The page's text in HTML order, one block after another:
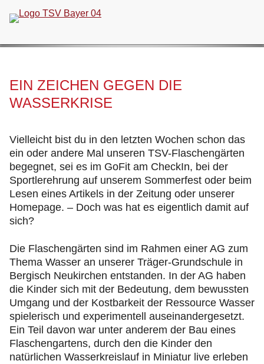
überspringen
EIN ZEICHEN GEGEN DIE
WASSERKRISE
Vielleicht bist du in den letzten Wochen schon das
ein oder andere Mal unseren TSV-Flaschengärten
begegnet, sei es im GoFit am CheckIn, bei der
Sportlerehrung auf unserem Sommerfest oder beim
Lesen eines Artikels in der Zeitung oder unserer
Homepage. – Doch was hat es eigentlich damit auf
sich?
Die Flaschengärten sind im Rahmen einer AG zum
Thema Wasser an unserer Träger-Grundschule in
Bergisch Neukirchen entstanden. In der AG haben
die Kinder sich mit der Bedeutung, dem bewussten
Umgang und der Kostbarkeit der Ressource Wasser
spielerisch und experimentell auseinandergesetzt.
Ein Teil davon war unter anderem der Bau eines
Flaschengartens, durch den die Kinder den
natürlichen Wasserkreislauf in Miniatur live erleben